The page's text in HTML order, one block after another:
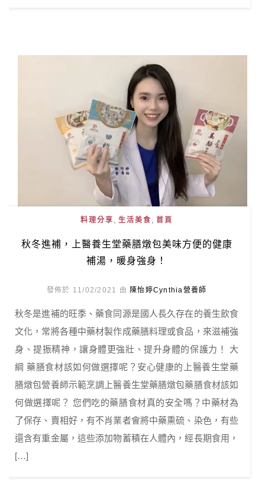
料理分享 生活美食 首頁
秋冬進補，上醫養生堂藥膳燉包美味方便的健康
補湯，暖身強身！
發佈於 11/02/2021 由 陳怡婷Cynthia營養師
秋冬是進補的旺季、藥食同源是國人長久存在的養生飲食
文化，常將各種中藥材製作成藥膳料理或食品，來滋補強
身、提振精神，讓身體更強壯、提升身體的保護力！ 大
綱 藥膳食材該如何做選擇呢？安心健康的上醫養生堂藥
膳燉包營養師示範烹調上醫養生堂藥膳燉包藥膳食材該如
何做選擇呢？ 您們吃的藥膳食材真的安全嗎？中藥材為
了保存、賣相好，有不肖業者會將中藥熏硫、染色，有些
還含有重金屬，這些添加物蓄積在人體內，經長期食用，
[…]